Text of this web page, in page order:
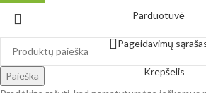
Paieška
Parduotuvė
Pageidavimų
Krepšelis